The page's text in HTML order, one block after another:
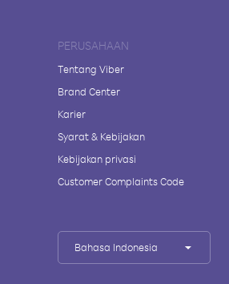
PERUSAHAAN
Tentang Viber
Brand Center
Karier
Syarat & Kebijakan
Kebijakan privasi
Customer Complaints Code
Bahasa Indonesia